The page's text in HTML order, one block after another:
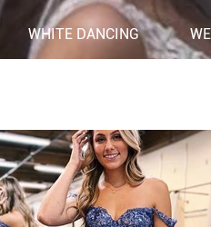
WHITE DANCING